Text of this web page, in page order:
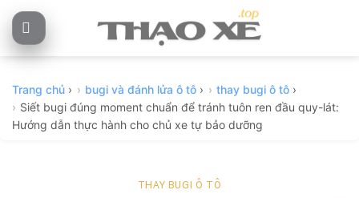
Skip
to
Trang chủ › bugi và đánh lửa ô tô › thay bugi ô tô ›
Siết bugi đúng moment chuẩn để tránh tuôn ren đầu quy-lát:
Hướng dẫn thực hành cho chủ xe tự bảo dưỡng
THAY BUGI Ô TÔ